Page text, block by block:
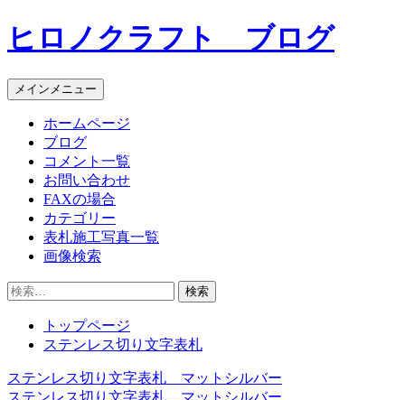
コ
ン
ン
ツ
ヒロノクラフト ブログ
メインメニュー
ホームページ
ブログ
コメント一覧
お問い合わせ
FAXの場合
カテゴリー
表札施工写真一覧
画像検索
検
トップページ
ステンレス切り文字表札
投
ステンレス切り文字表札 マットシルバー
ステンレス切り文字表札 マットシルバー